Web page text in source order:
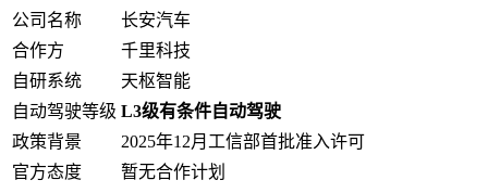
公司名称
长安汽车
合作方
千里科技
自研系统
天枢智能
自动驾驶等级 L3级有条件自动驾驶
政策背景
2025年12月工信部首批准入许可
官方态度
暂无合作计划